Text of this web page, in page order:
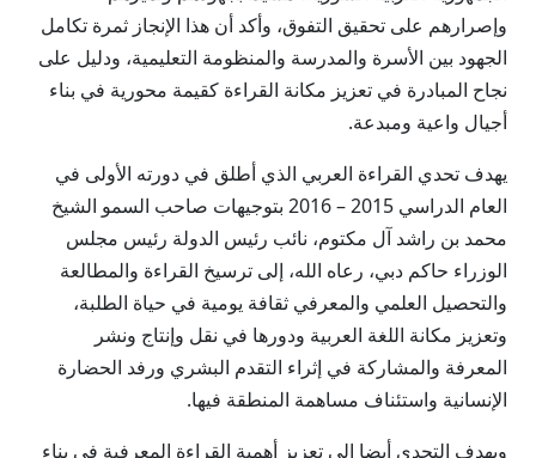
وإصرارهم على تحقيق التفوق، وأكد أن هذا الإنجاز ثمرة تكامل
الجهود بين الأسرة والمدرسة والمنظومة التعليمية، ودليل على
نجاح المبادرة في تعزيز مكانة القراءة كقيمة محورية في بناء
أجيال واعية ومبدعة.
يهدف تحدي القراءة العربي الذي أطلق في دورته الأولى في
العام الدراسي 2015 – 2016 بتوجيهات صاحب السمو الشيخ
محمد بن راشد آل مكتوم، نائب رئيس الدولة رئيس مجلس
الوزراء حاكم دبي، رعاه الله، إلى ترسيخ القراءة والمطالعة
والتحصيل العلمي والمعرفي ثقافة يومية في حياة الطلبة،
وتعزيز مكانة اللغة العربية ودورها في نقل وإنتاج ونشر
المعرفة والمشاركة في إثراء التقدم البشري ورفد الحضارة
الإنسانية واستئناف مساهمة المنطقة فيها.
ويهدف التحدي أيضا إلى تعزيز أهمية القراءة المعرفية في بناء